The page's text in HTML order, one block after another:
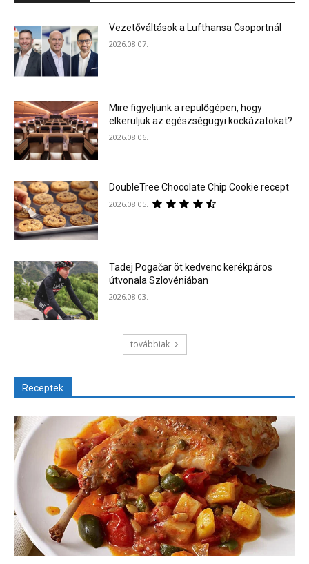
Vezetőváltások a Lufthansa Csoportnál
2026.08.07.
Mire figyeljünk a repülőgépen, hogy
elkerüljük az egészségügyi kockázatokat?
2026.08.06.
DoubleTree Chocolate Chip Cookie recept
2026.08.05.
Tadej Pogačar öt kedvenc kerékpáros
útvonala Szlovéniában
2026.08.03.
továbbiak
Receptek